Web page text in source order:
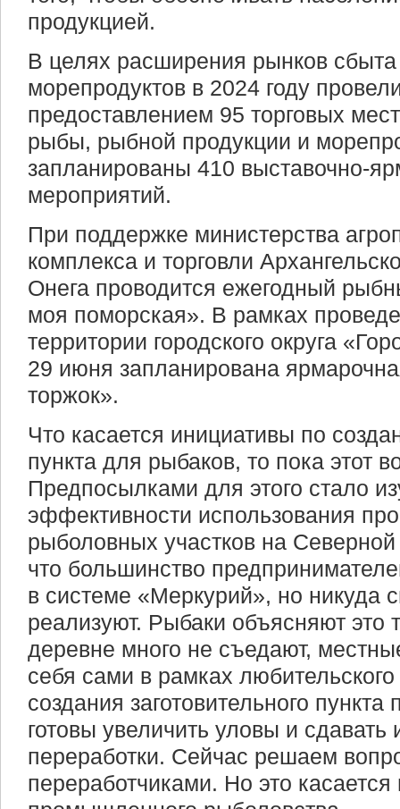
продукцией.
В целях расширения рынков
морепродуктов в 2024 году
предоставлением 95 торговых
рыбы, рыбной продукции и
запланированы 410 выставочно-
мероприятий.
При поддержке министерства
комплекса и торговли
Онега проводится ежегодный
моя поморская». В рамках
территории городского округа
29 июня запланирована
торжок».
Что касается инициативы по
пункта для рыбаков, то пока этот
Предпосылками для этого стало
эффективности использования
рыболовных участков на
что большинство
в системе «Меркурий», но никуда
реализуют. Рыбаки объясняют это
деревне много не съедают,
себя сами в рамках
создания заготовительного
готовы увеличить уловы и
переработки. Сейчас решаем
переработчиками. Но это